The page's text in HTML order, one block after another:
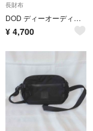
長財布
DOD ディーオーディー ウサゼニーレ ピンク BG1-999-PK
¥ 4,700